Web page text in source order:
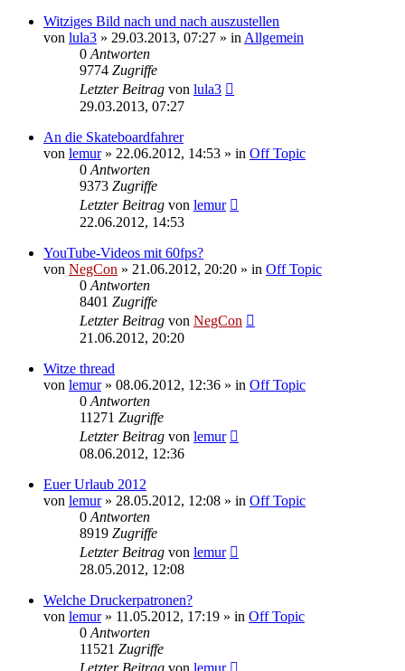
Witziges Bild nach und nach auszustellen
von lula3 » 29.03.2013, 07:27 » inAllgemein
0Antworten
9774 Zugriffe
Letzter Beitrag von lula3
29.03.2013, 07:27
An die Skateboardfahrer
von lemur» 22.06.2012, 14:53 » in Off Topic
0Antworten
9373 Zugriffe
Letzter Beitrag von lemur
22.06.2012, 14:53
YouTube-Videos mit 60fps?
von NegCon » 21.06.2012, 20:20 » in Off Topic
0Antworten
8401 Zugriffe
Letzter Beitrag von NegCon
21.06.2012, 20:20
Witze thread
von lemur» 08.06.2012, 12:36 » in Off Topic
0Antworten
11271 Zugriffe
Letzter Beitrag von lemur
08.06.2012, 12:36
Euer Urlaub 2012
von lemur» 28.05.2012, 12:08 » in Off Topic
0Antworten
8919 Zugriffe
Letzter Beitrag von lemur
28.05.2012, 12:08
Welche Druckerpatronen?
von lemur» 11.05.2012, 17:19 » in Off Topic
0Antworten
11521 Zugriffe